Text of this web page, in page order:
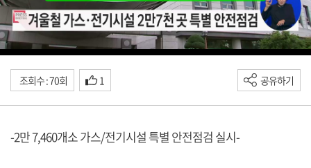
조회수 : 70회 1 공유하기
-2만 7,460개소 가스/전기시설 특별 안전점검 실시-